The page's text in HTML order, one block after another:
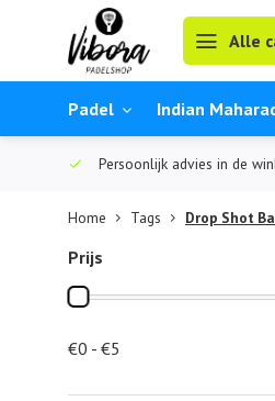
Alle
Padel Indian
Persoonlijk advies in de
Home Tags Drop Shot
Prijs
€0 - €5